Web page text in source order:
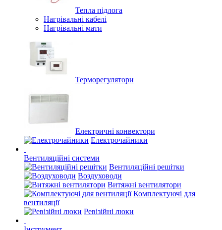
Тепла підлога
Нагрівальні кабелі
Нагрівальні мати
Терморегулятори
Електричні конвектори
Електрочайники
Вентиляційні системи
Вентиляційні решітки
Воздуховоди
Витяжні вентилятори
Комплектуючі для
вентиляції
Ревізійні люки